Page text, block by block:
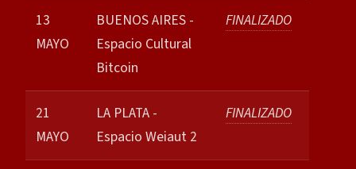
13
MAYO
BUENOS AIRES -
Espacio Cultural
Bitcoin
FINALIZADO
21
MAYO
LA PLATA -
Espacio Weiaut 2
FINALIZADO